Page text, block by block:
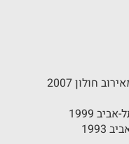
חולון 2007
1999